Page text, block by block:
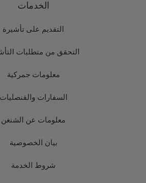
الخدمات
التقديم على تأشيرة
التحقق من متطلبات
معلومات جمركية
السفارات والقنصليات
معلومات عن الشنغن
بيان الخصوصية
شروط الخدمة